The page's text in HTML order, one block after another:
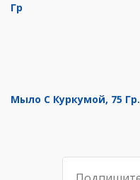
Гр
Мыло С Куркумой, 75 Гр.